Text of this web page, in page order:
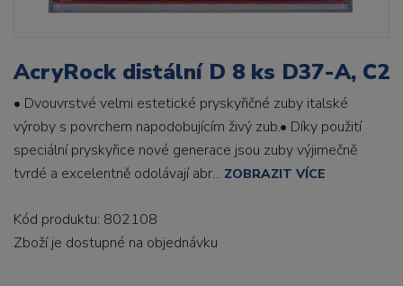
AcryRock distální D 8 ks D37-A, C2
• Dvouvrstvé velmi estetické pryskyřičné zuby italské
výroby s povrchem napodobujícím živý zub.• Díky použití
speciální pryskyřice nové generace jsou zuby výjimečně
tvrdé a excelentně odolávají abr... ZOBRAZIT VÍCE
Kód produktu: 802108
Zboží je dostupné na objednávku